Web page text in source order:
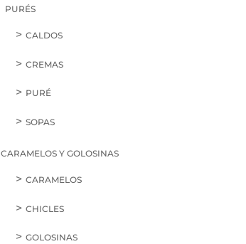
PURÉS
CALDOS
CREMAS
PURÉ
SOPAS
CARAMELOS Y GOLOSINAS
CARAMELOS
CHICLES
GOLOSINAS